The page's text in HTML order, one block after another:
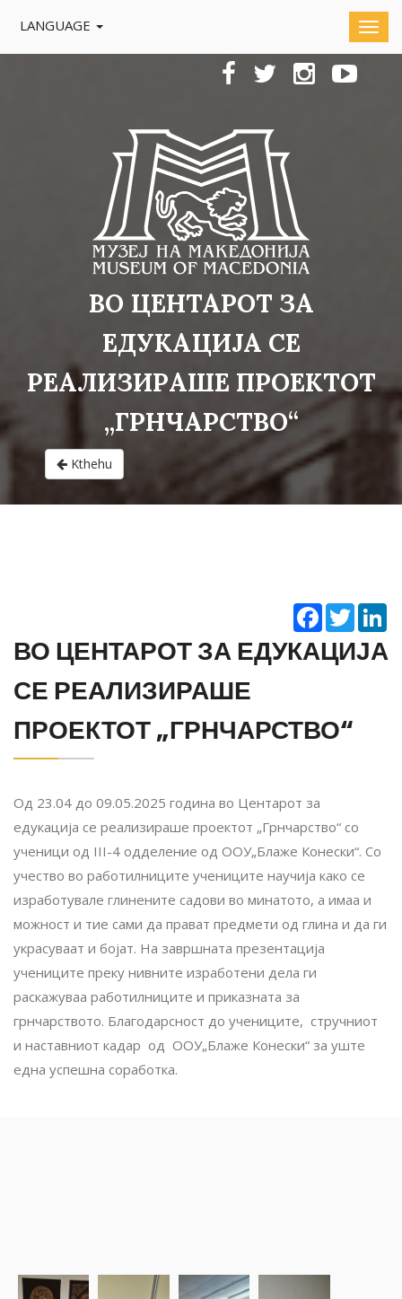
Kthehu
LANGUAGE
ВО ЦЕНТАРОТ ЗА
ЕДУКАЦИЈА СЕ
РЕАЛИЗИРАШЕ ПРОЕКТОТ
„ГРНЧАРСТВО“
Facebook
Twitter
ВО ЦЕНТАРОТ ЗА ЕДУКАЦИЈА
СЕ РЕАЛИЗИРАШЕ
ПРОЕКТОТ „ГРНЧАРСТВО“
Од 23.04 до 09.05.2025 година во Центарот за
едукација се реализираше проектот „Грнчарство“ со
ученици од III-4 одделение од ООУ„Блаже Конески“. Со
учество во работилниците учениците научија како се
изработувале глинените садови во минатото, а имаа и
можност и тие сами да прават предмети од глина и да ги
украсуваат и бојат. На завршната презентација
учениците преку нивните изработени дела ги
раскажуваа работилниците и приказната за
грнчарството. Благодарсност до учениците, стручниот
и наставниот кадар од ООУ„Блаже Конески“ за уште
една успешна соработка.